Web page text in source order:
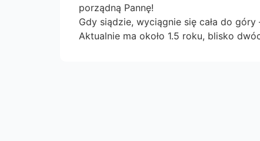
porządną Pannę!
Gdy siądzie, wyciągnie się cała do
Aktualnie ma około 1.5 roku, blisko